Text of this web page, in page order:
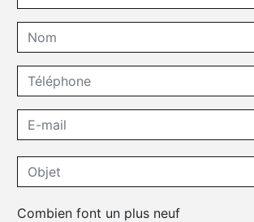
Combien font un plus neuf